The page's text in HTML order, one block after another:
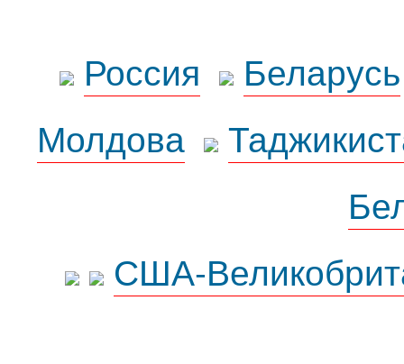
Россия
Беларусь
Молдова
США-